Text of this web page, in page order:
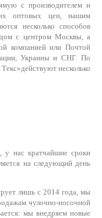
с производителем и
оптовых цен, нашим
несколько способов
с центром Москвы, а
компанией или Почтой
Украины и СНГ. По
несколько
у нас кратчайшие сроки
на следующий день
лишь с 2014 года, мы
чулочно-носочной
мы внедряем новые